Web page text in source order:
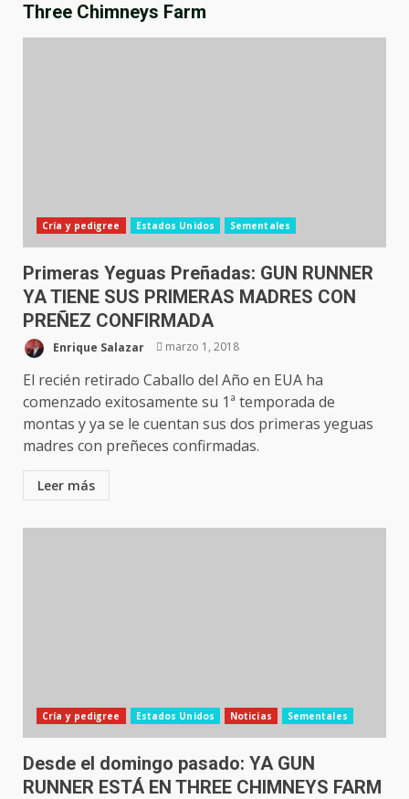
Three Chimneys Farm
Cría y pedigree Estados Unidos Sementales
Primeras Yeguas Preñadas: GUN RUNNER
YA TIENE SUS PRIMERAS MADRES CON
PREÑEZ CONFIRMADA
Enrique Salazar marzo 1, 2018
El recién retirado Caballo del Año en EUA ha
comenzado exitosamente su 1ª temporada de
montas y ya se le cuentan sus dos primeras yeguas
madres con preñeces confirmadas.
Leer más
Cría y pedigree Estados Unidos Noticias Sementales
Desde el domingo pasado: YA GUN
RUNNER ESTÁ EN THREE CHIMNEYS FARM